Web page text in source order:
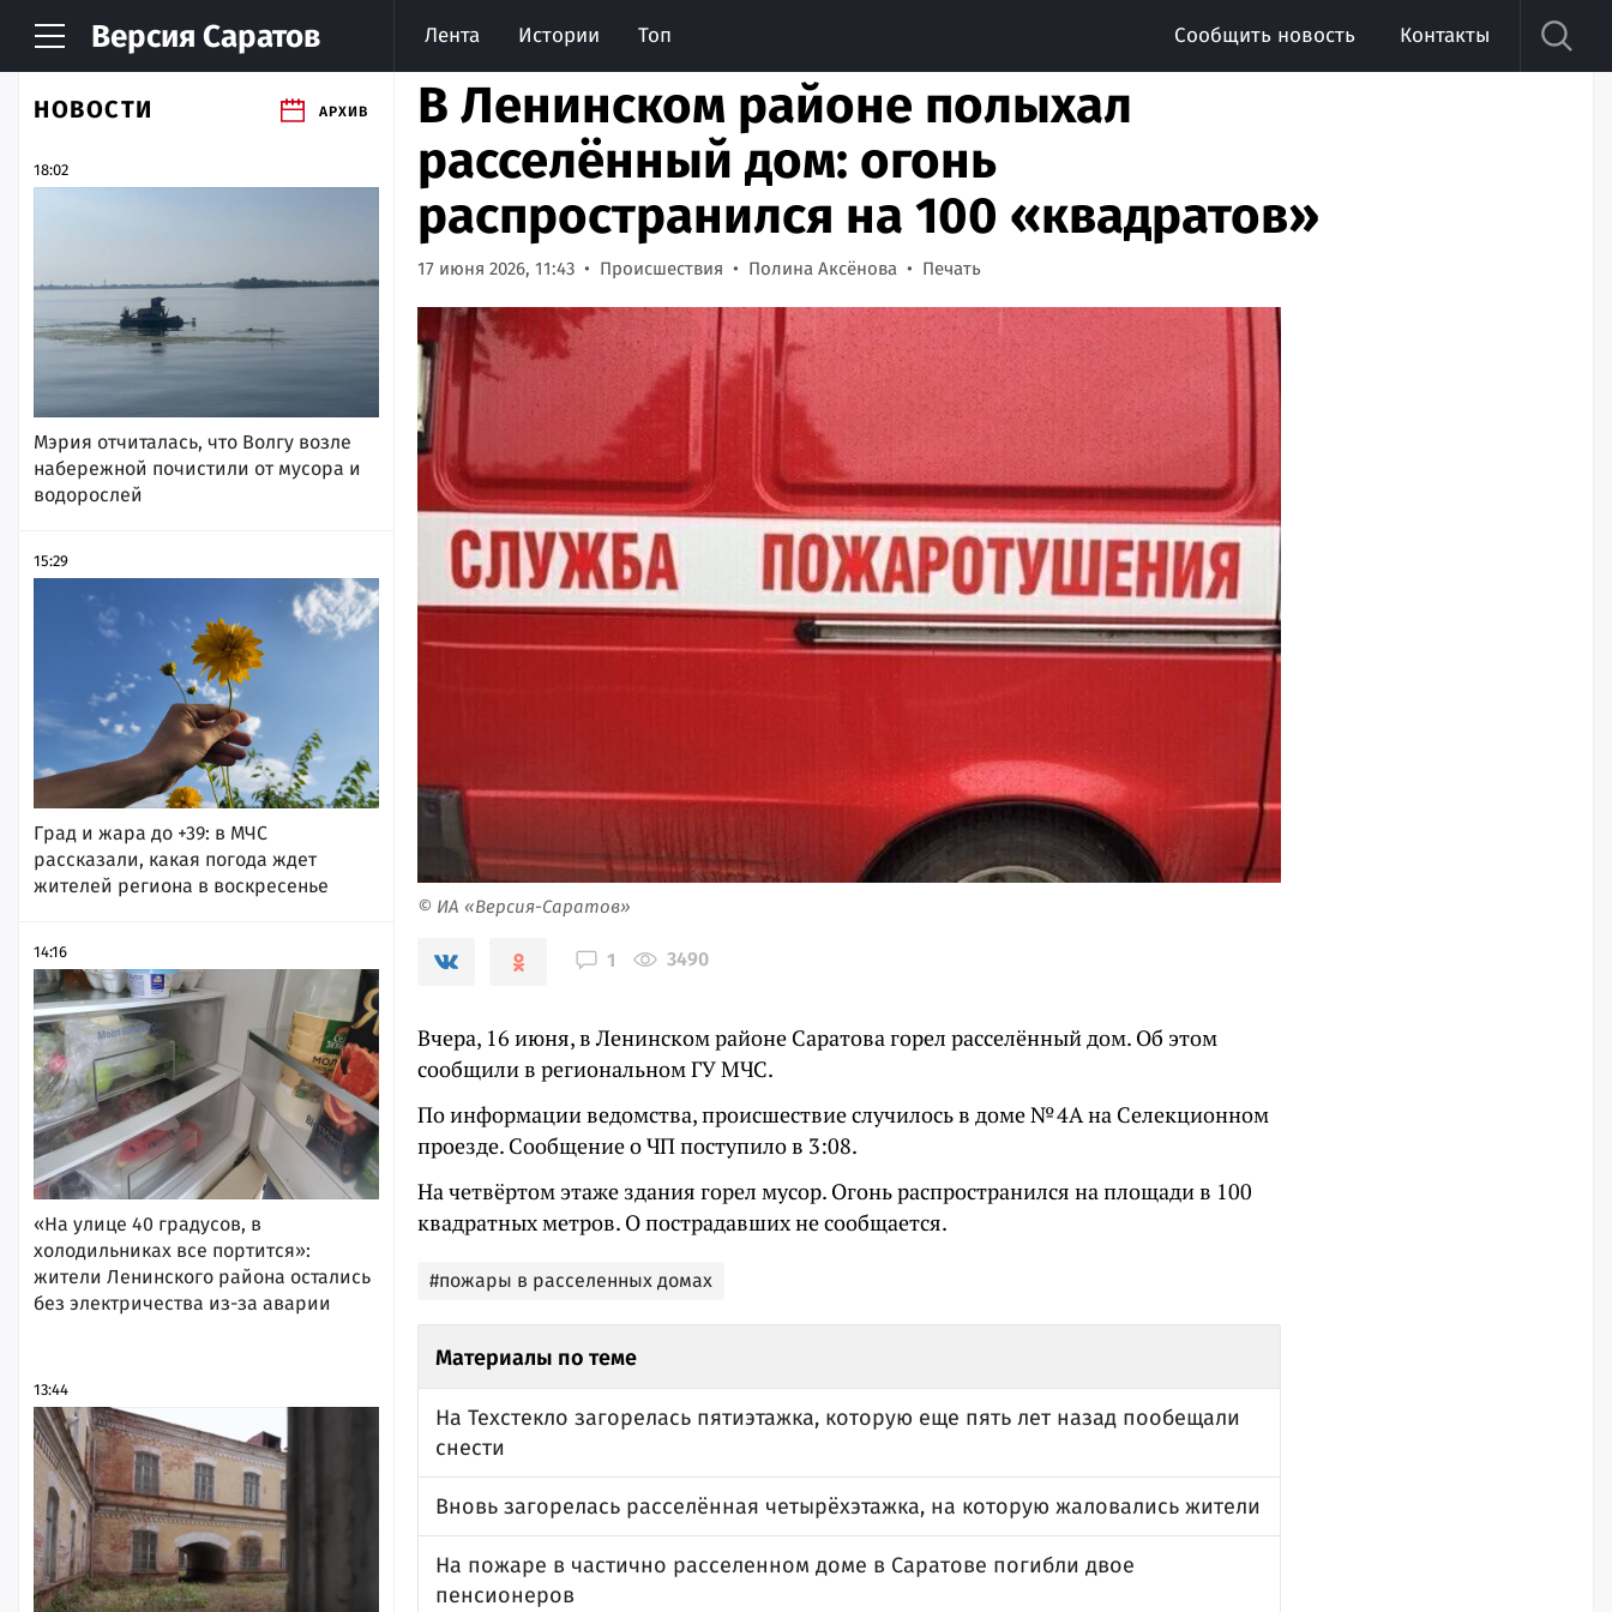
Версия Саратов Лента Истории Топ Сообщить новость Контакты
НОВОСТИ АРХИВ
18:02
Мэрия отчиталась, что Волгу возле
набережной почистили от мусора и
водорослей
15:29
Град и жара до +39: в МЧС
рассказали, какая погода ждет
жителей региона в воскресенье
14:16
«На улице 40 градусов, в
холодильниках все портится»:
жители Ленинского района остались
без электричества из-за аварии
13:44
В Ленинском районе полыхал
расселённый дом: огонь
распространился на 100 «квадратов»
17 июня 2026, 11:43 Происшествия Полина Аксёнова Печать
© ИА «Версия-Саратов»
1 3490
Вчера, 16 июня, в Ленинском районе Саратова горел расселённый дом. Об этом
сообщили в региональном ГУ МЧС.
По информации ведомства, происшествие случилось в доме № 4А на Селекционном
проезде. Сообщение о ЧП поступило в 3:08.
На четвёртом этаже здания горел мусор. Огонь распространился на площади в 100
квадратных метров. О пострадавших не сообщается.
#пожары в расселенных домах
Материалы по теме
На Техстекло загорелась пятиэтажка, которую еще пять лет назад пообещали
снести
Вновь загорелась расселённая четырёхэтажка, на которую жаловались жители
На пожаре в частично расселенном доме в Саратове погибли двое
пенсионеров